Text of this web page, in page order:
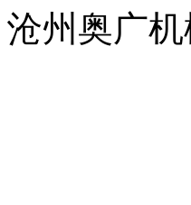
沧州奥广